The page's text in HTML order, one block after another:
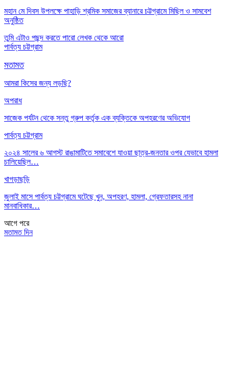
মহান মে দিবস উপলক্ষে পাহাড়ি শ্রমিক সমাজের ব্যানারে চট্টগ্রামে মিছিল ও সামবেশ
অনুষ্ঠিত
তুমি এটাও পছন্দ করতে পারো লেখক থেকে আরো
পার্বত্য চট্টগ্রাম
মতামত
আমরা কিসের জন্য লড়ছি?
অপরাধ
সাজেক পর্যটন থেকে সন্তু গ্রুপ কর্তৃক এক ব্যক্তিকে অপহরণের অভিযোগ
পার্বত্য চট্টগ্রাম
২০২৪ সালের ৬ আগস্ট রাঙামাটিতে সমাবেশে যাওয়া ছাত্র-জনতার ওপর যেভাবে হামলা
চালিয়েছিল…
খাগড়াছড়ি
জুলাই মাসে পার্বত্য চট্টগ্রামে ঘটেছে খুন, অপহরণ, হামলা, গ্রেফতারসহ নানা
মানবাধিকার…
আগে পরে
মতামত দিন